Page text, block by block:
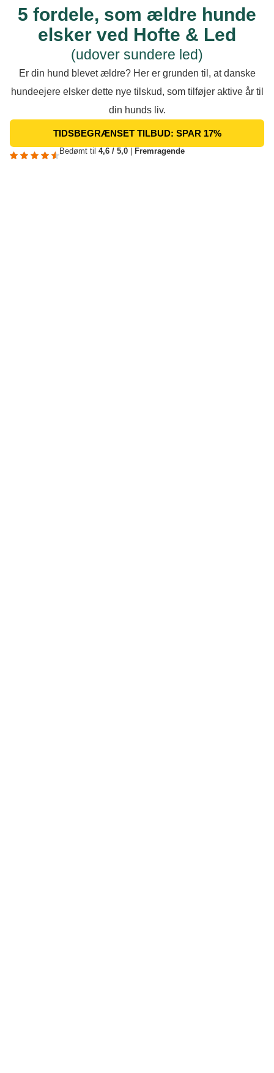
5 fordele, som ældre hunde
elsker ved Hofte & Led
(udover sundere led)
Er din hund blevet ældre? Her er grunden til, at danske
hundeejere elsker dette nye tilskud, som tilføjer aktive år til
din hunds liv.
TIDSBEGRÆNSET TILBUD: SPAR 17%
Bedømt til 4,6 / 5,0 | Fremragende